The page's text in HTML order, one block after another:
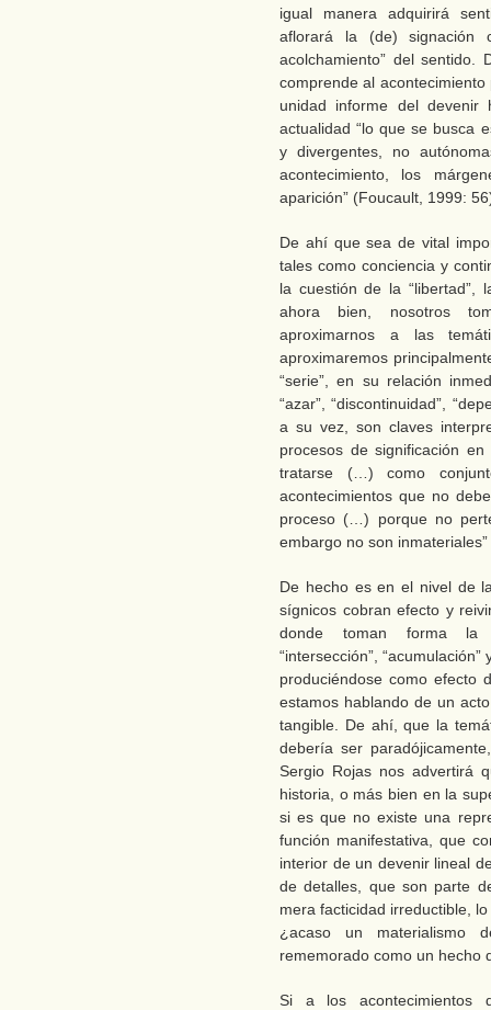
igual manera adquirirá
aflorará la (de) signación
acolchamiento” del
comprende al
unidad informe del devenir
actualidad “lo que se busca
y divergentes, no
acontecimiento, los
aparición” (Foucault, 1999:
De ahí que sea de vital
tales como conciencia y
la cuestión de la “libertad”,
ahora bien, nosotros
aproximarnos a las
aproximaremos
“serie”, en su relación
“azar”, “discontinuidad”,
a su vez, son claves
procesos de significación
tratarse (…) como
acontecimientos que no
proceso (…) porque no
embargo no son
De hecho es en el nivel de
sígnicos cobran efecto y
donde toman forma la
“intersección”,
produciéndose como efecto
estamos hablando de un
tangible. De ahí, que la
debería ser
Sergio Rojas nos advertirá
historia, o más bien en la
si es que no existe una
función manifestativa, que
interior de un devenir lineal
de detalles, que son parte
mera facticidad irreductible,
¿acaso un materialismo
rememorado como un hecho
Si a los acontecimientos